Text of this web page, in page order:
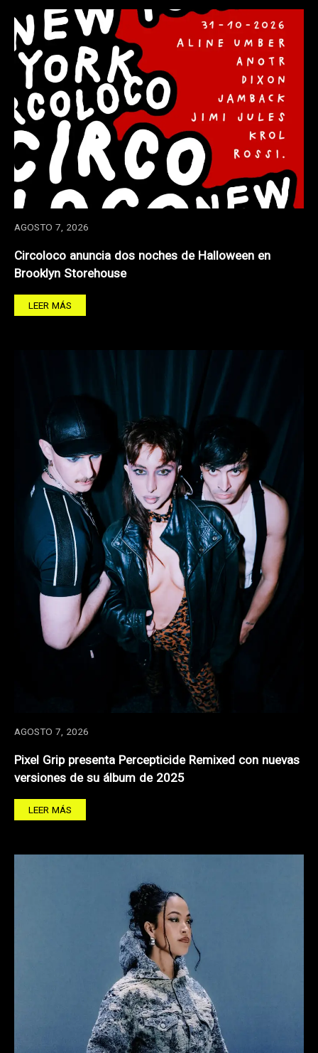
AGOSTO 7, 2026
Circoloco anuncia dos noches de Halloween en
Brooklyn Storehouse
LEER MÁS
AGOSTO 7, 2026
Pixel Grip presenta Percepticide Remixed con nuevas
versiones de su álbum de 2025
LEER MÁS